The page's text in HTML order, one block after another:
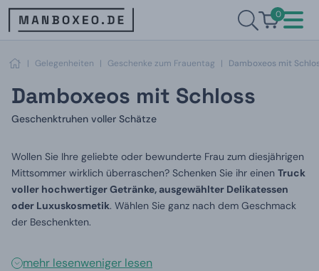
0
| Gelegenheiten | Geschenke zum Frauentag | Damboxeos mit
Damboxeos mit Schloss
Geschenktruhen voller Schätze
Wollen Sie Ihre geliebte oder bewunderte Frau zum diesjährigen
Mittsommer wirklich überraschen? Schenken Sie ihr einen Truck
voller hochwertiger Getränke, ausgewählter Delikatessen
oder Luxuskosmetik. Wählen Sie ganz nach dem Geschmack
der Beschenkten.
mehr lesenweniger lesen